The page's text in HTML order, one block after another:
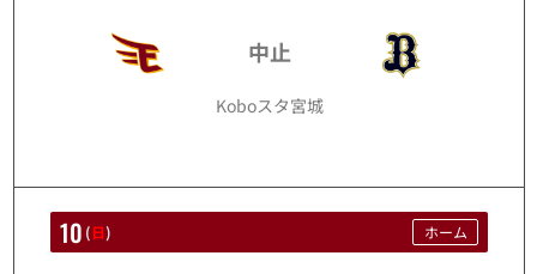
8/9
中止
Koboスタ宮城
10 (日) ホーム